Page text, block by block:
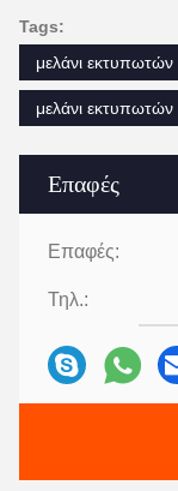
Επαφές
Επαφές:
Τηλ.:
Tags:
μελάνι
μελάνι